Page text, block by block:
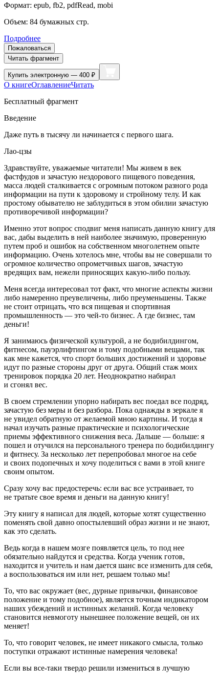
Формат: epub, fb2, pdfRead, mobi
Объем: 84 бумажных стр.
Подробнее
Пожаловаться
Читать фрагмент
Купить электронную — 400 ₽
О книгеОглавлениеЧитать
Бесплатный фрагмент
Введение
Даже путь в тысячу ли начинается с первого шага.
Лао-цзы
Здравствуйте, уважаемые читатели! Мы живем в век
фастфудов и зачастую нездорового пищевого поведения,
масса людей сталкивается с огромным потоком разного рода
информации на пути к здоровому и стройному телу. И как
простому обывателю не заблудиться в этом обилии зачастую
противоречивой информации?
Именно этот вопрос сподвиг меня написать данную книгу для
вас, дабы выделить в ней наиболее значимую, проверенную
путем проб и ошибок на собственном многолетнем опыте
информацию. Очень хотелось мне, чтобы вы не совершали то
огромное количество опрометчивых шагов, зачастую
вредящих вам, нежели приносящих какую-либо пользу.
Меня всегда интересовал тот факт, что многие аспекты жизни
либо намеренно преувеличены, либо преуменьшены. Также
не стоит отрицать, что вся пищевая и спортивная
промышленность — это чей-то бизнес. А где бизнес, там
деньги!
Я занимаюсь физической культурой, а не бодибилдингом,
фитнесом, пауэрлифтингом и тому подобными вещами, так
как мне кажется, что спорт больших достижений и здоровье
идут по разные стороны друг от друга. Общий стаж моих
тренировок порядка 20 лет. Неоднократно набирал
и сгонял вес.
В своем стремлении упорно набирать вес поедал все подряд,
зачастую без меры и без разбора. Пока однажды в зеркале я
не увидел обратную от желаемой мною картины. И тогда я
начал изучать разные практические и психологические
приемы эффективного снижения веса. Дальше — больше: я
пошел и отучился на персонального тренера по бодибилдингу
и фитнесу. За несколько лет перепробовал многое на себе
и своих подопечных и хочу поделиться с вами в этой книге
своим опытом.
Сразу хочу вас предостеречь: если вас все устраивает, то
не тратьте свое время и деньги на данную книгу!
Эту книгу я написал для людей, которые хотят существенно
поменять свой давно опостылевший образ жизни и не знают,
как это сделать.
Ведь когда в нашем мозге появляется цель, то под нее
обязательно найдутся и средства. Когда ученик готов,
находится и учитель и нам дается шанс все изменить для себя,
а воспользоваться им или нет, решаем только мы!
То, что вас окружает (вес, дурные привычки, финансовое
положение и тому подобное), является точным индикатором
наших убеждений и истинных желаний. Когда человеку
становится невмоготу нынешнее положение вещей, он их
меняет!
То, что говорит человек, не имеет никакого смысла, только
поступки отражают истинные намерения человека!
Если вы все-таки твердо решили измениться в лучшую